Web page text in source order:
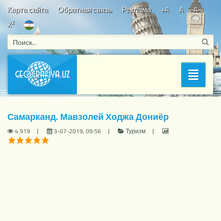
Карта сайта Обратная связь Реклама +A A
A-
X2
Bosh sahifa/Туризм / Самарканд. Мавзолей Ходжа Дониёр
Самарканд. Мавзолей Ходжа Дониёр
4 919 3-07-2019, 09:56 Туризм